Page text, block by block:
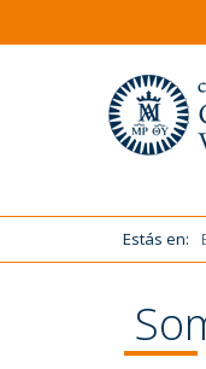
Estás en: